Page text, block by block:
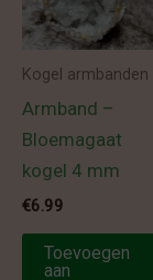
Kogel armbanden
Armband –
Bloemagaat
kogel 4 mm
€6.99
Toevoegen
aan